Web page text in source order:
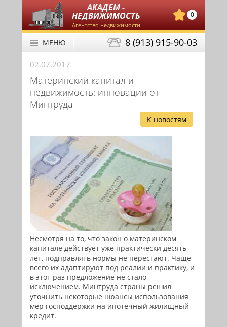
АКАДЕМ -
НЕДВИЖИМОСТЬ
Агентство недвижимости
0
8 (913) 915-90-03
МЕНЮ
02.07.2017
Материнский капитал и
недвижимость: инновации от
Минтруда
К новостям
Несмотря на то, что закон о материнском
капитале действует уже практически десять
лет, подправлять нормы не перестают. Чаще
всего их адаптируют под реалии и практику, и
в этот раз предложение не стало
исключением. Минтруда страны решил
уточнить некоторые нюансы использования
мер господдержки на ипотечный жилищный
кредит.